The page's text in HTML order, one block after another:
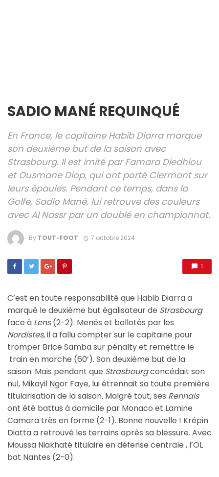
SADIO MANÉ REQUINQUÉ
En France, le capitaine Habib Diarra marque
son deuxième but de la saison avec
Strasbourg. Il est imité par Famara Diedhiou
et Ousmane Diop, qui ont porté Clermont sur
leurs épaules. Pendant ce temps, dans la
Golfe, Sadio Mané, lui retrouve des couleurs
avec Al Nassr par un doublé en championnat.
By TOUT-FOOT 7 octobre 2024
1
C’est en toute responsabilité que Habib Diarra a
marqué le deuxième but égalisateur de Strasbourg
face à Lens(2-2). Menés et ballotés par les
Nordistes,il a fallu compter sur le capitaine pour
tromper Brice Samba sur pénalty et remettre le
train en marche (60’). Son deuxième but de la
saison. Mais pendant que Strasbourgconcédait son
nul, Mikayil Ngor Faye, lui étrennait sa toute première
titularisation de la saison. Malgré tout, ses Rennais
ont été battus à domicile par Monaco et Lamine
Camara très en forme (2-1). Bonne nouvelle ! Krépin
Diatta a retrouvé les terrains après sa blessure. Avec
Moussa Niakhaté titulaire en défense centrale , l’OL
bat Nantes (2-0).